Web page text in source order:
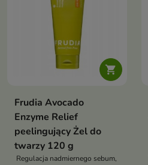

Frudia Avocado
Enzyme Relief
peelingujący Żel do
twarzy 120 g
Regulacja nadmiernego sebum,